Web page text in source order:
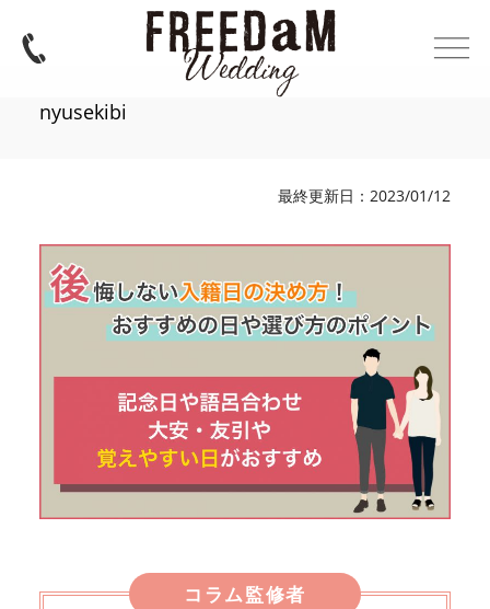
nyusekibi
最終更新日：2023/01/12
コラム監修者